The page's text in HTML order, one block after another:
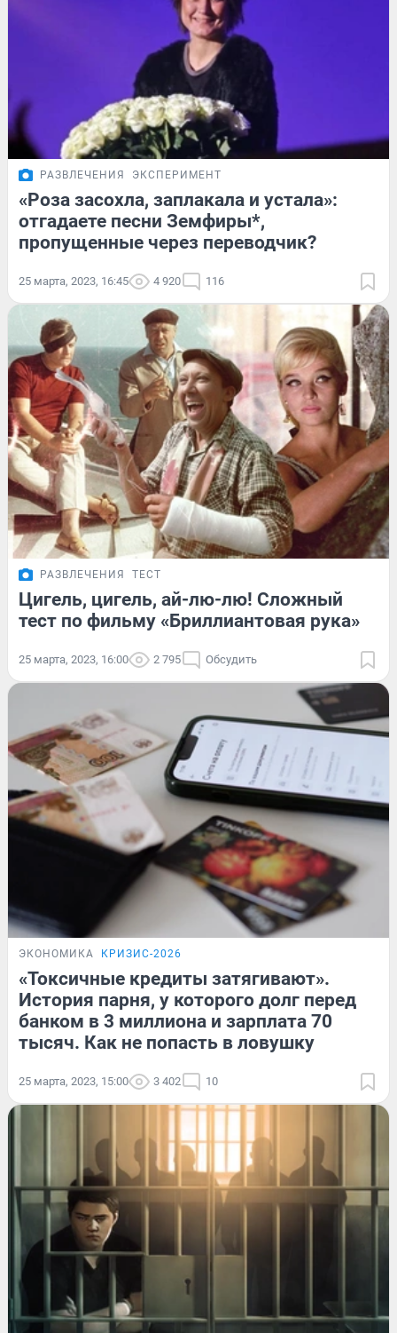
РАЗВЛЕЧЕНИЯ ЭКСПЕРИМЕНТ
«Роза засохла, заплакала и устала»:
отгадаете песни Земфиры*,
пропущенные через переводчик?
25 марта, 2023, 16:45 4 920 116
РАЗВЛЕЧЕНИЯ ТЕСТ
Цигель, цигель, ай-лю-лю! Сложный
тест по фильму «Бриллиантовая рука»
25 марта, 2023, 16:00 2 795 Обсудить
ЭКОНОМИКА КРИЗИС-2026
«Токсичные кредиты затягивают».
История парня, у которого долг перед
банком в 3 миллиона и зарплата 70
тысяч. Как не попасть в ловушку
25 марта, 2023, 15:00 3 402 10